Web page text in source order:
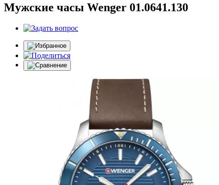
Мужские часы Wenger 01.0641.130